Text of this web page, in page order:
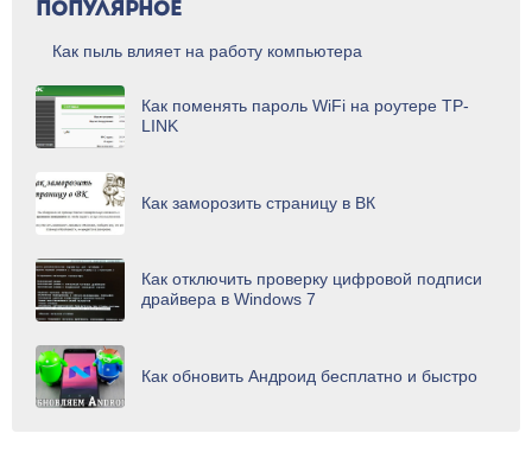
ПОПУЛЯРНОЕ
Как пыль влияет на работу компьютера
Как поменять пароль WiFi на роутере TP-
LINK
Как заморозить страницу в ВК
Как отключить проверку цифровой подписи
драйвера в Windows 7
Как обновить Андроид бесплатно и быстро